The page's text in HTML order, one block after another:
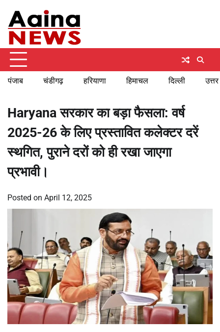
content
पंजाब चंडीगढ़ हरियाणा हिमाचल दिल्ली
Haryana सरकार का बड़ा फैसला: वर्ष
2025-26 के लिए प्रस्तावित कलेक्टर दरें
स्थगित, पुराने दरों को ही रखा जाएगा
प्रभावी।
Posted on April 12, 2025